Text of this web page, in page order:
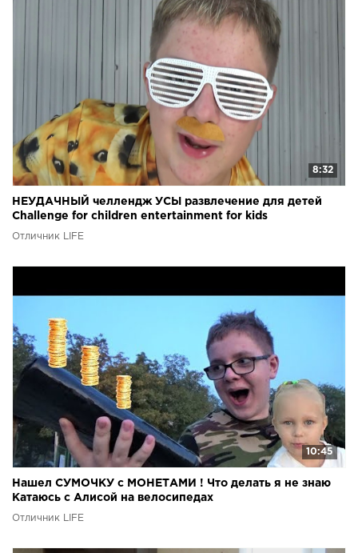
8:32
НЕУДАЧНЫЙ челлендж УСЫ развлечение для детей
Challenge for children entertainment for kids
Отличник LIFE
10:45
Нашел СУМОЧКУ с МОНЕТАМИ ! Что делать я не знаю
Катаюсь с Алисой на велосипедах
Отличник LIFE